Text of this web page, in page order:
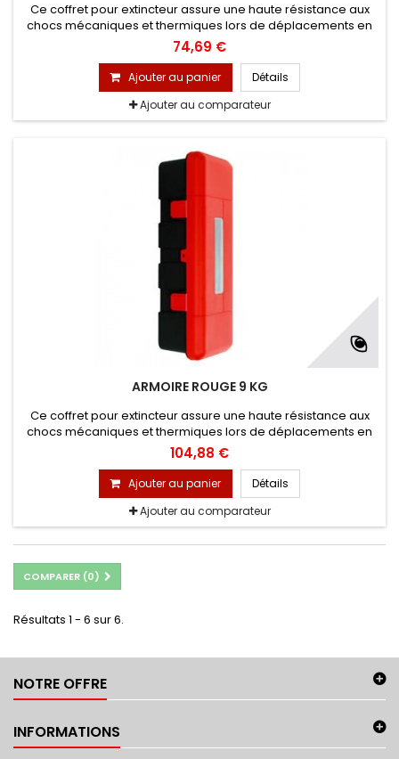
Ce coffret pour extincteur assure une haute résistance aux
chocs mécaniques et thermiques lors de déplacements en
transports. Ainsi, il garantit la préservation (en bon état) de
vos extincteurs de 6kg dans le but d’éviter le vandalisme ou
leur dégradation. Ces armoires pour extincteurs sont placées
dans vos camions grâce à des sangles de maintien,
prévues...
74,69 €
Ajouter au panier
Détails
Ajouter au comparateur
ARMOIRE ROUGE 9 KG
Ce coffret pour extincteur assure une haute résistance aux
chocs mécaniques et thermiques lors de déplacements en
transports. Ainsi, il garantit la préservation (en bon état) de
vos extincteurs de 9kg dans le but d’éviter le vandalisme ou
leur dégradation. Ces armoires pour extincteurs sont placées
dans vos camions grâce à des sangles de maintien,
prévues...
104,88 €
Ajouter au panier
Détails
Ajouter au comparateur
COMPARER (0)
Résultats 1 - 6 sur 6.
NOTRE OFFRE
INFORMATIONS